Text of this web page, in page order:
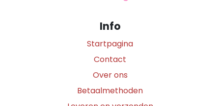
Info
Startpagina
Contact
Over ons
Betaalmethoden